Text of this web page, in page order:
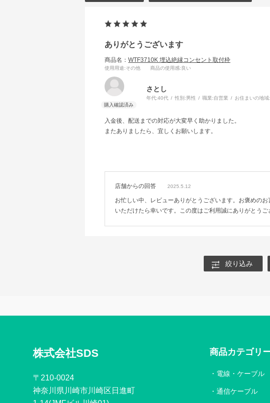
ありがとうございます
商品名：WTF3710K 埋込絶縁コンセント取付枠
使用用途:その他 商品の使用感:良い
さとし
年代:40代 性別:男性 職業:自営業 お住まいの地域:
入金後、配送までの対応が大変早く助かりました。
またありましたら、宜しくお願いします。
店舗からの回答 2025.5.12
お忙しい中、レビューありがとうございます。お褒めの
いただけたら幸いです。この度はご利用誠にありがとうご
絞り込み
株式会社SDS
〒210-0024
神奈川県川崎市川崎区日進町
商品カテゴリ
電線・ケーブル
通信ケーブル